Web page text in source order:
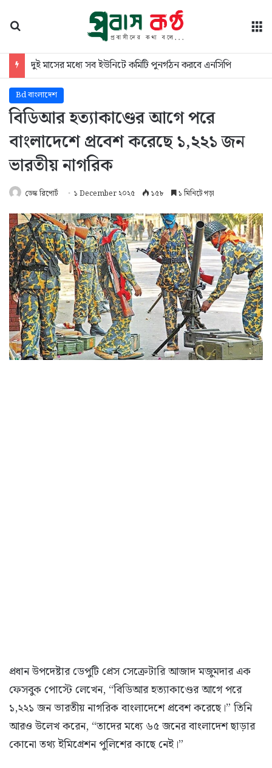
দুই মাসের মধ্যে সব ইউনিটে কমিটি পুনর্গঠন করবে এনসিপি
Bd বাংলাদেশ
বিডিআর হত্যাকাণ্ডের আগে পরে
বাংলাদেশে প্রবেশ করেছে ১,২২১ জন
ভারতীয় নাগরিক
ডেস্ক রিপোর্ট ১ December ২০২৫ ১৫৮ ১ মিনিটে পড়া
প্রধান উপদেষ্টার ডেপুটি প্রেস সেক্রেটারি আজাদ মজুমদার এক
ফেসবুক পোস্টে লেখেন, “বিডিআর হত্যাকাণ্ডের আগে পরে
১,২২১ জন ভারতীয় নাগরিক বাংলাদেশে প্রবেশ করেছে।” তিনি
আরও উলেখ করেন, “তাদের মধ্যে ৬৫ জনের বাংলাদেশ ছাড়ার
কোনো তথ্য ইমিগ্রেশন পুলিশের কাছে নেই।”